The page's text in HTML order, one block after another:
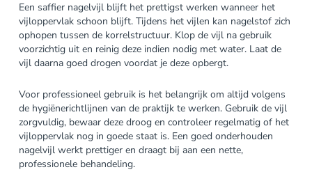
Een saffier nagelvijl blijft het prettigst werken wanneer het
vijloppervlak schoon blijft. Tijdens het vijlen kan nagelstof zich
ophopen tussen de korrelstructuur. Klop de vijl na gebruik
voorzichtig uit en reinig deze indien nodig met water. Laat de
vijl daarna goed drogen voordat je deze opbergt.
Voor professioneel gebruik is het belangrijk om altijd volgens
de hygiënerichtlijnen van de praktijk te werken. Gebruik de vijl
zorgvuldig, bewaar deze droog en controleer regelmatig of het
vijloppervlak nog in goede staat is. Een goed onderhouden
nagelvijl werkt prettiger en draagt bij aan een nette,
professionele behandeling.